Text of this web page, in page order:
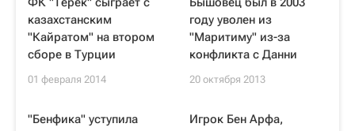
казахстанским
"Кайратом" на втором
сборе в Турции
01 февраля 2014
году уволен из
"Маритиму" из-за
конфликта с Данни
20 октября 2013
"Бенфика" уступила
Игрок Бен Арфа,